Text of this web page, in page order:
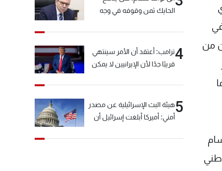
من
الحايك ثمن وقوفه في وجه
4ترامب: أعتقد أن الأمر سينتهي
قريبًا جدًا لأن الإيرانيين لا يمكن
5هيئة البث الإسرائيلية عن مصدر
أمني: أميركا أبلغت إسرائيل أن